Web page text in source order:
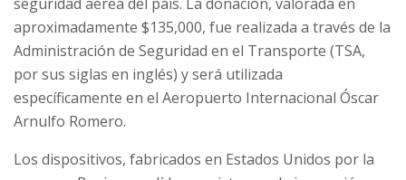
aproximadamente $135,000, fue realizada a través de la
Administración de Seguridad en el Transporte (TSA,
por sus siglas en inglés) y será utilizada
específicamente en el Aeropuerto Internacional Óscar
Arnulfo Romero.
Los dispositivos, fabricados en Estados Unidos por la